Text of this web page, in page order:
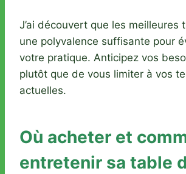
J’ai découvert que les meilleures
une polyvalence suffisante pour
votre pratique. Anticipez vos
plutôt que de vous limiter à vos
actuelles.
Où acheter et
entretenir sa table